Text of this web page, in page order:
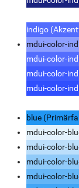
indigo
mdui-color-
mdui-color-
mdui-color-
mdui-color-
blue
mdui-color-
mdui-color-
mdui-color-
mdui-color-